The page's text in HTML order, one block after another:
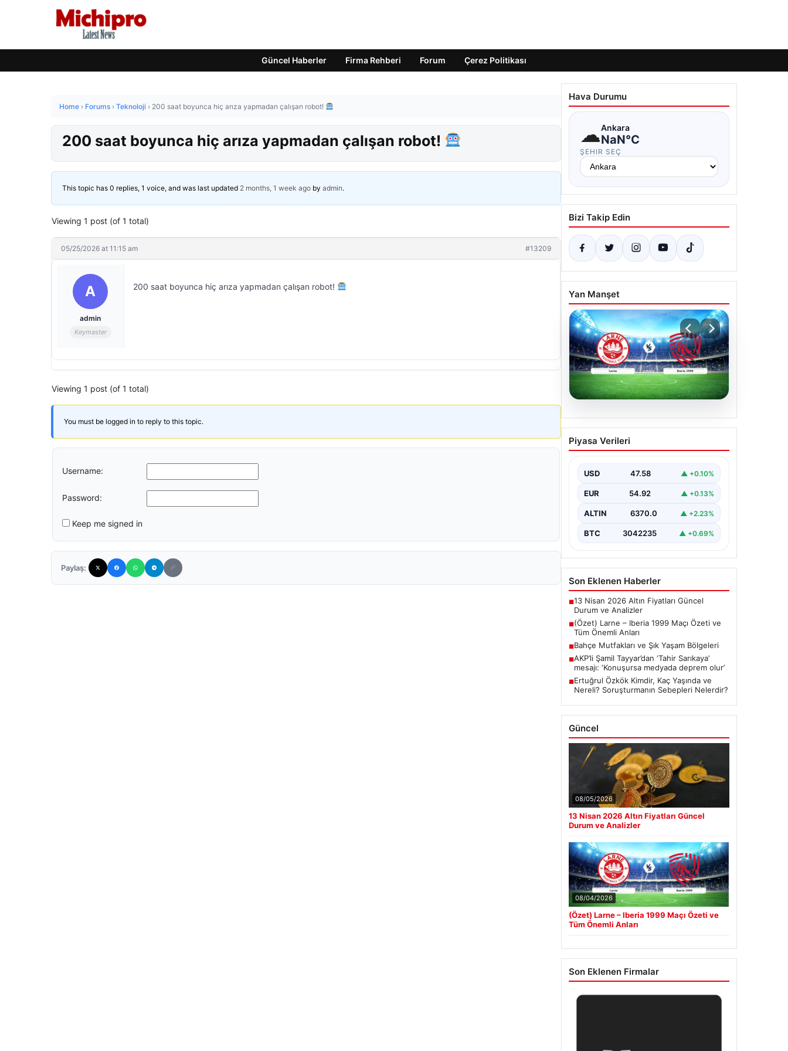
Güncel Haberler Firma Rehberi Forum Çerez Politikası
Home › Forums › Teknoloji › 200 saat boyunca hiç arıza yapmadan çalışan robot!
200 saat boyunca hiç arıza yapmadan çalışan robot!
This topic has 0 replies, 1 voice, and was last updated 2 months, 1 week ago by admin.
Viewing 1 post (of 1 total)
05/25/2026 at 11:15 am #13209
A
admin
Keymaster
200 saat boyunca hiç arıza yapmadan çalışan robot!
Viewing 1 post (of 1 total)
You must be logged in to reply to this topic.
Username:
Password:
Keep me signed in
Paylaş:
Hava Durumu
☁Ankara
NaN°C
ŞEHIR SEÇ
Bizi Takip Edin
Yan Manşet
04.08.2026
(Özet) Larne – Iberia 1999
Maçı Özeti ve Tüm Önemli
Piyasa Verileri
USD 47.58 ▲ +0.10%
EUR 54.92 ▲ +0.13%
ALTIN 6370.0 ▲ +2.23%
BTC 3042235 ▲ +0.69%
Son Eklenen Haberler
■13 Nisan 2026 Altın Fiyatları Güncel
Durum ve Analizler
■(Özet) Larne – Iberia 1999 Maçı Özeti ve
Tüm Önemli Anları
■Bahçe Mutfakları ve Şık Yaşam Bölgeleri
■AKP’li Şamil Tayyar’dan ‘Tahir Sarıkaya’
mesajı: ‘Konuşursa medyada deprem olur’
■Ertuğrul Özkök Kimdir, Kaç Yaşında ve
Nereli? Soruşturmanın Sebepleri Nelerdir?
Güncel
08/05/2026
13 Nisan 2026 Altın Fiyatları Güncel
Durum ve Analizler
08/04/2026
(Özet) Larne – Iberia 1999 Maçı Özeti ve
Tüm Önemli Anları
Son Eklenen Firmalar